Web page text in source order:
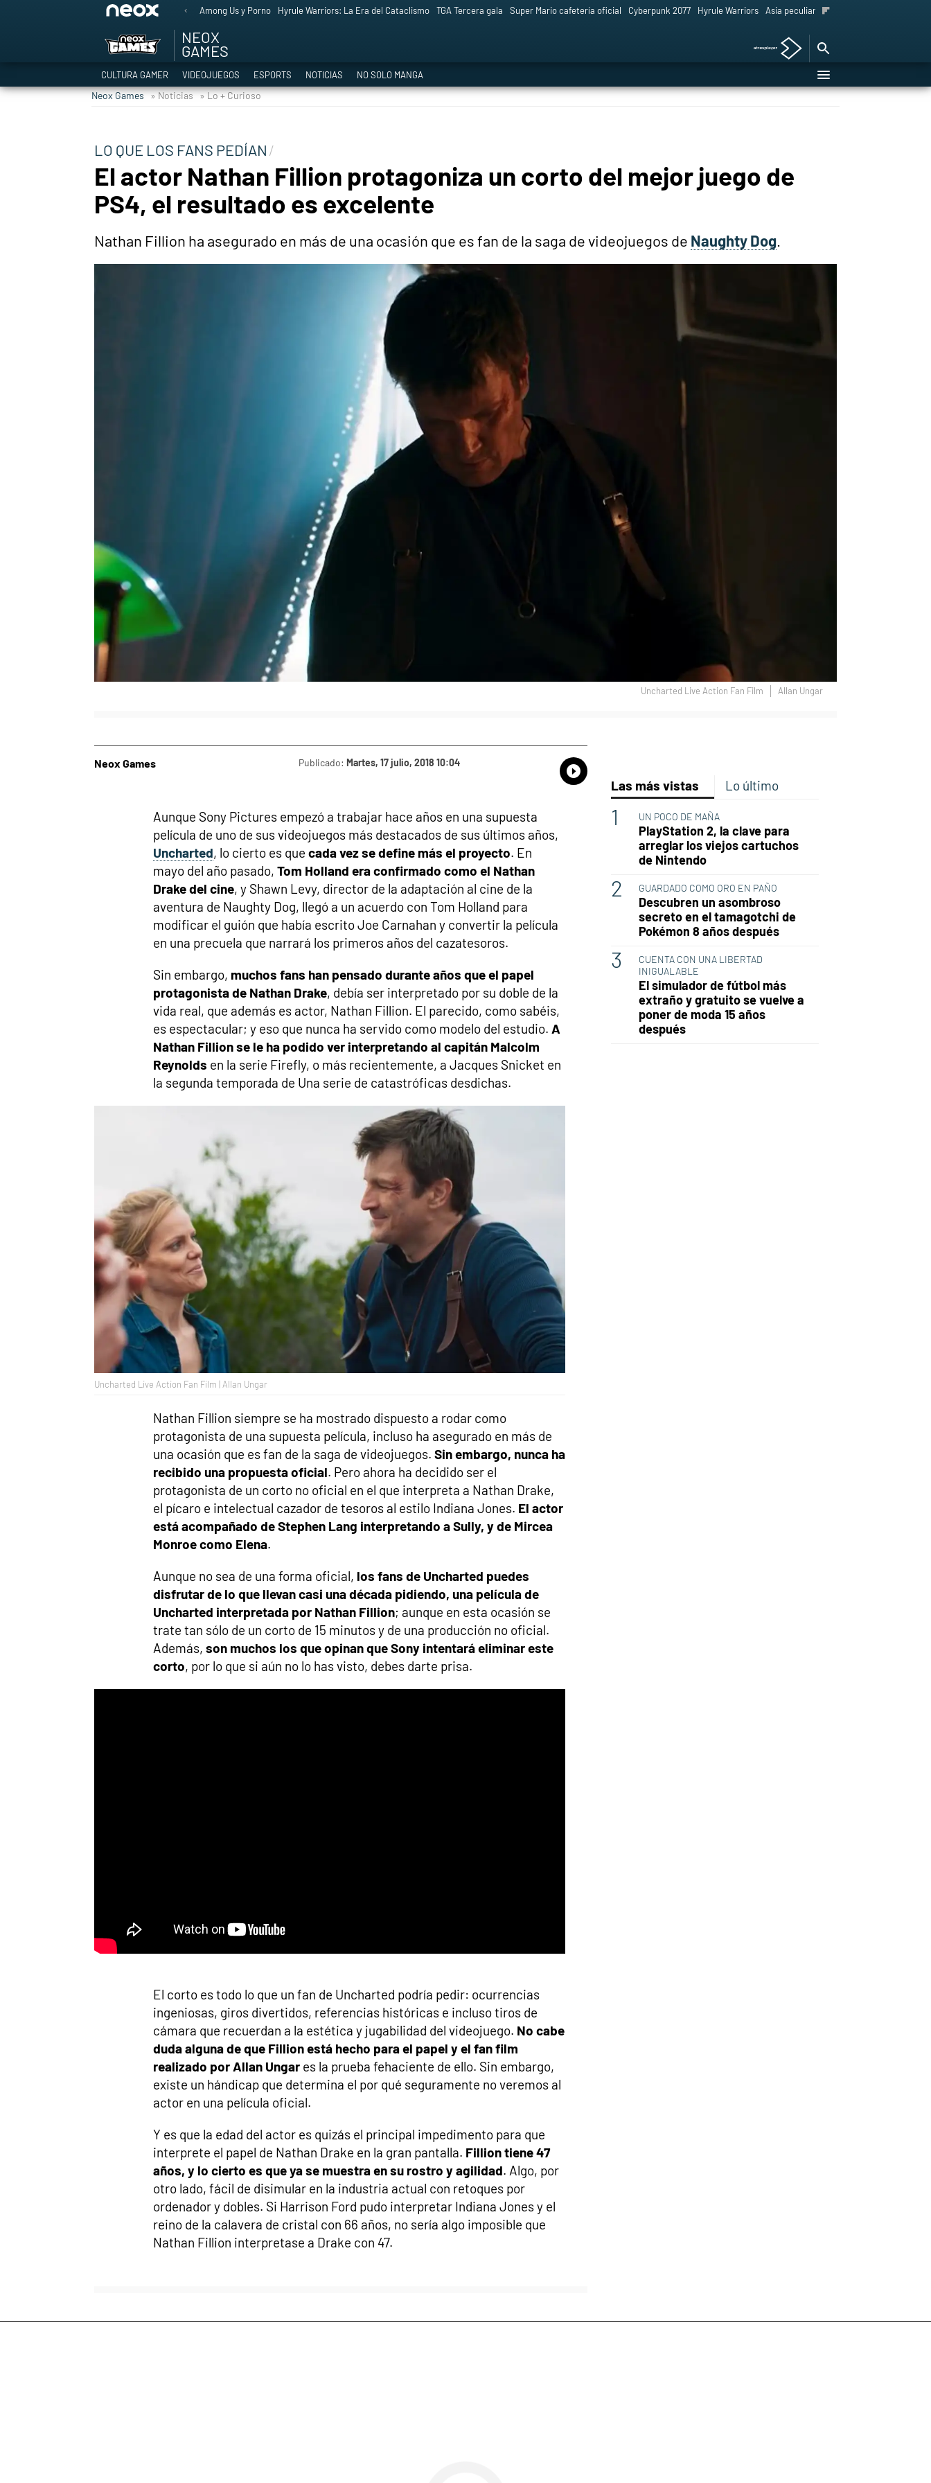
Among Us y Porno Hyrule Warriors: La Era del Cataclismo TGA Tercera gala Super Mario cafetería oficial Cyberpunk 2077 Hyrule Warriors Asia peculiar tradición
NEOX
GAMES
CULTURA GAMER VIDEOJUEGOS ESPORTS NOTICIAS NO SOLO MANGA
Neox Games » Noticias » Lo + Curioso
LO QUE LOS FANS PEDÍAN
El actor Nathan Fillion protagoniza un corto del mejor juego de
PS4, el resultado es excelente
Nathan Fillion ha asegurado en más de una ocasión que es fan de la saga de videojuegos de Naughty Dog
Uncharted Live Action Fan Film Allan Ungar
Neox Games Publicado: Martes, 17 julio, 2018 10:04
Whatsapp
Compartir
Aunque Sony Pictures empezó a trabajar hace años en una supuesta
película de uno de sus videojuegos más destacados de sus últimos años,
Uncharted, lo cierto es que cada vez se define más el proyecto. En
mayo del año pasado, Tom Holland era confirmado como el Nathan
Drake del cine, y Shawn Levy, director de la adaptación al cine de la
aventura de Naughty Dog, llegó a un acuerdo con Tom Holland para
modificar el guión que había escrito Joe Carnahan y convertir la película
en una precuela que narrará los primeros años del cazatesoros.
Sin embargo, muchos fans han pensado durante años que el papel
protagonista de Nathan Drake, debía ser interpretado por su doble de la
vida real, que además es actor, Nathan Fillion. El parecido, como sabéis,
es espectacular; y eso que nunca ha servido como modelo del estudio. A
Nathan Fillion se le ha podido ver interpretando al capitán Malcolm
Reynolds en la serie Firefly, o más recientemente, a Jacques Snicket en
la segunda temporada de Una serie de catastróficas desdichas.
Uncharted Live Action Fan Film | Allan Ungar
Nathan Fillion siempre se ha mostrado dispuesto a rodar como
protagonista de una supuesta película, incluso ha asegurado en más de
una ocasión que es fan de la saga de videojuegos. Sin embargo, nunca ha
recibido una propuesta oficial. Pero ahora ha decidido ser el
protagonista de un corto no oficial en el que interpreta a Nathan Drake,
el pícaro e intelectual cazador de tesoros al estilo Indiana Jones. El actor
está acompañado de Stephen Lang interpretando a Sully, y de Mircea
Monroe como Elena.
Aunque no sea de una forma oficial, los fans de Uncharted puedes
disfrutar de lo que llevan casi una década pidiendo, una película de
Uncharted interpretada por Nathan Fillion; aunque en esta ocasión se
trate tan sólo de un corto de 15 minutos y de una producción no oficial.
Además, son muchos los que opinan que Sony intentará eliminar este
corto, por lo que si aún no lo has visto, debes darte prisa.
El corto es todo lo que un fan de Uncharted podría pedir: ocurrencias
ingeniosas, giros divertidos, referencias históricas e incluso tiros de
cámara que recuerdan a la estética y jugabilidad del videojuego. No cabe
duda alguna de que Fillion está hecho para el papel y el fan film
realizado por Allan Ungar es la prueba fehaciente de ello. Sin embargo,
existe un hándicap que determina el por qué seguramente no veremos al
actor en una película oficial.
Y es que la edad del actor es quizás el principal impedimento para que
interprete el papel de Nathan Drake en la gran pantalla. Fillion tiene 47
años, y lo cierto es que ya se muestra en su rostro y agilidad. Algo, por
otro lado, fácil de disimular en la industria actual con retoques por
ordenador y dobles. Si Harrison Ford pudo interpretar Indiana Jones y el
reino de la calavera de cristal con 66 años, no sería algo imposible que
Nathan Fillion interpretase a Drake con 47.
Las más vistas Lo último
UN POCO DE MAÑA
PlayStation 2, la clave para
arreglar los viejos cartuchos
de Nintendo
GUARDADO COMO ORO EN PAÑO
Descubren un asombroso
secreto en el tamagotchi de
Pokémon 8 años después
CUENTA CON UNA LIBERTAD
INIGUALABLE
El simulador de fútbol más
extraño y gratuito se vuelve a
poner de moda 15 años
después